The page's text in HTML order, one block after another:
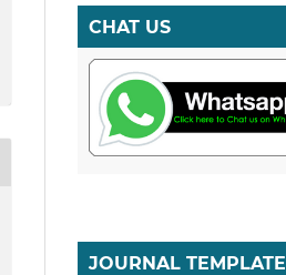
CHAT US
JOURNAL TEMPLATE